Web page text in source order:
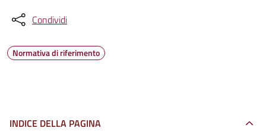
Condividi
Normativa di riferimento
INDICE DELLA PAGINA